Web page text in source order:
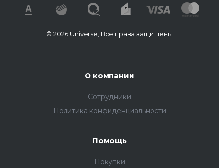
© 2026 Universe, Все права защищены
О компании
Сотрудники
Политика конфиденциальности
Помощь
Покупки